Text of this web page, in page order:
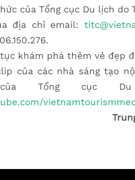
của Tổng cục Du lịch do
địa chỉ email:
khám phá thêm vẻ đẹp
của các nhà sáng tạo
của Tổng cục